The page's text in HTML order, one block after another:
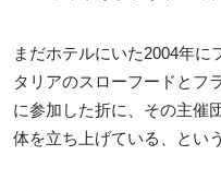
まだホテルにいた2004年に
タリアのスローフードとフ
に参加した折に、その主催
体を立ち上げている、とい